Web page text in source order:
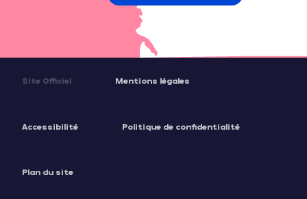
Site Officiel Mentions légales
Accessibilité Politique de confidentialité
Plan du site